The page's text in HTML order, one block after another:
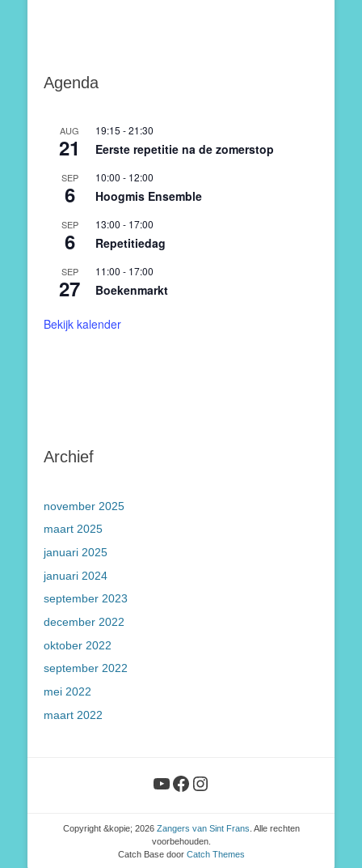
Agenda
AUG
21
19:15 -21:30
Eerste repetitie na de zomerstop
SEP
6
10:00 - 12:00
Hoogmis Ensemble
SEP
6
13:00 - 17:00
Repetitiedag
SEP
27
11:00 - 17:00
Boekenmarkt
Bekijk kalender
Archief
november 2025
maart 2025
januari 2025
januari 2024
september 2023
december 2022
oktober 2022
september 2022
mei 2022
maart 2022
YouTube
Facebook
Instagram
Copyright &kopie; 2026 Zangers van Sint Frans . Alle rechten
voorbehouden.
Catch Base door Catch Themes